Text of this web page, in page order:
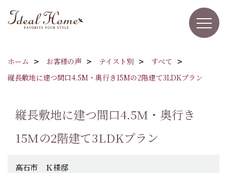
ホーム お客様の声 テイスト別
すべて
縦長敷地に建つ間口4.5M・奥行き15Mの2階建て3LDKプラン
縦長敷地に建つ間口4.5M・奥行き
15Mの2階建て3LDKプラン
高石市 Ｋ様邸